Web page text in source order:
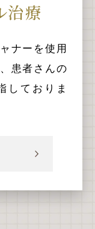
治療
ナーを使用
患者さんの
しておりま